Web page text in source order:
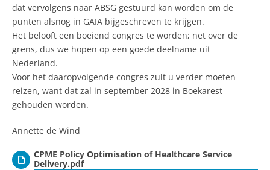
dat vervolgens naar ABSG gestuurd kan worden om de
punten alsnog in GAIA bijgeschreven te krijgen.
​Het belooft een boeiend congres te worden; net over de
grens, dus we hopen op een goede deelname uit
Nederland.
​Voor het daaropvolgende congres zult u verder moeten
reizen, want dat zal in september 2028 in Boekarest
gehouden worden.
Annette de Wind
CPME Policy Optimisation of Healthcare Service
Delivery.pdf